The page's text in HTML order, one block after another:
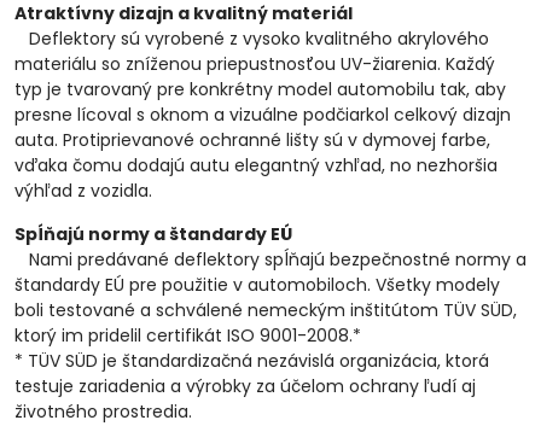
Atraktívny dizajn a kvalitný materiál
Deflektory sú vyrobené z vysoko kvalitného akrylového
materiálu so zníženou priepustnosťou UV-žiarenia. Každý
typ je tvarovaný pre konkrétny model automobilu tak, aby
presne lícoval s oknom a vizuálne podčiarkol celkový dizajn
auta. Protiprievanové ochranné lišty sú v dymovej farbe,
vďaka čomu dodajú autu elegantný vzhľad, no nezhoršia
výhľad z vozidla.
Spĺňajú normy a štandardy EÚ
Nami predávané deflektory spĺňajú bezpečnostné normy a
štandardy EÚ pre použitie v automobiloch. Všetky modely
boli testované a schválené nemeckým inštitútom TÜV SÜD,
ktorý im pridelil certifikát ISO 9001-2008.*
* TÜV SÜD je štandardizačná nezávislá organizácia, ktorá
testuje zariadenia a výrobky za účelom ochrany ľudí aj
životného prostredia.